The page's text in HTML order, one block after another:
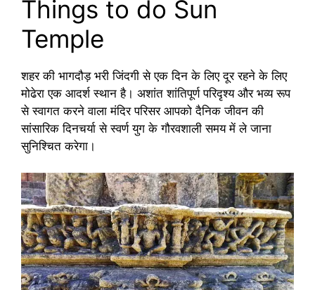
Things to do Sun
Temple
शहर की भागदौड़ भरी जिंदगी से एक दिन के लिए दूर रहने के लिए
मोढेरा एक आदर्श स्थान है। अशांत शांतिपूर्ण परिदृश्य और भव्य रूप
से स्वागत करने वाला मंदिर परिसर आपको दैनिक जीवन की
सांसारिक दिनचर्या से स्वर्ण युग के गौरवशाली समय में ले जाना
सुनिश्चित करेगा।